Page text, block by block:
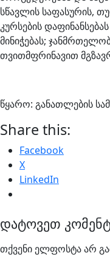
სწავლის საფასურის,
კურსების
მინიჭებას;
თვითმფრინავით
წყარო: განათლების
Share this:
Facebook
X
LinkedIn
დატოვეთ
თქვენი ელფოსტა არ